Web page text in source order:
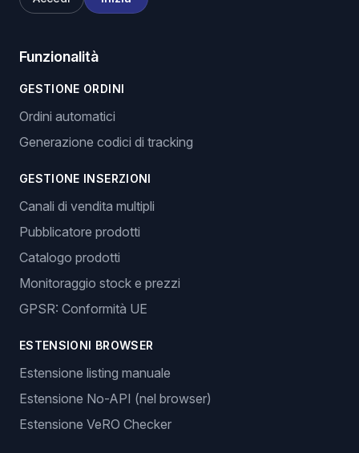
Funzionalità
GESTIONE ORDINI
Ordini automatici
Generazione codici di tracking
GESTIONE INSERZIONI
Canali di vendita multipli
Pubblicatore prodotti
Catalogo prodotti
Monitoraggio stock e prezzi
GPSR: Conformità UE
ESTENSIONI BROWSER
Estensione listing manuale
Estensione No-API (nel browser)
Estensione VeRO Checker